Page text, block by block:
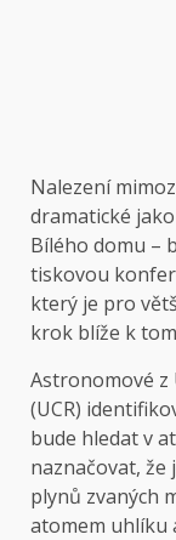
Nalezení
dramatické
Bílého domu –
tiskovou
který je pro
krok blíže k
Astronomové z
(UCR)
bude hledat v
naznačovat, že
plynů zvaných
atomem uhlíku